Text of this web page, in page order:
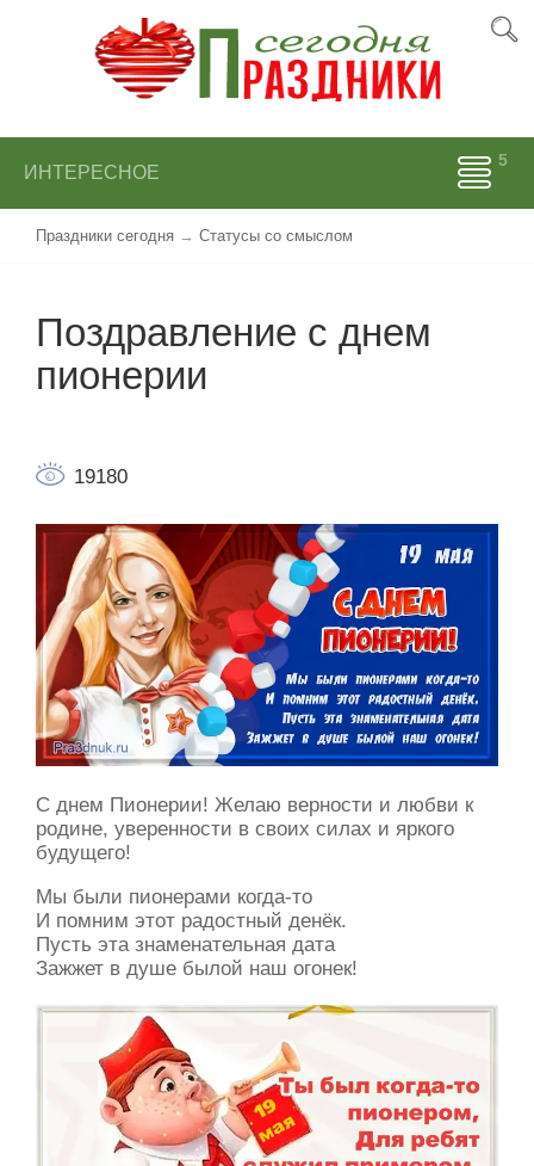
ИНТЕРЕСНОЕ
Праздники сегодня → Статусы со смыслом
Поздравление с днем
пионерии
19180
С днем Пионерии! Желаю верности и любви к
родине, уверенности в своих силах и яркого
будущего!
Мы были пионерами когда-то
И помним этот радостный денёк.
Пусть эта знаменательная дата
Зажжет в душе былой наш огонек!